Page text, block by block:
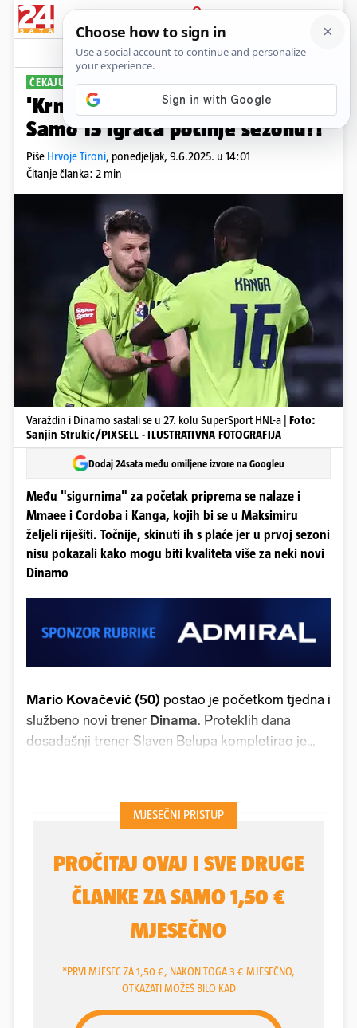
PRIJAVA
Sport Komentari
ČEKAJU SE POJAČANJA PLUS+
'Krnji' Dinamo na pripremama:
Samo 15 igrača počinje sezonu?!
Piše Hrvoje Tironi, ponedjeljak, 9.6.2025. u 14:01
Čitanje članka: 2 min
Varaždin i Dinamo sastali se u 27. kolu SuperSport HNL-a | Foto:
Sanjin Strukic/PIXSELL - ILUSTRATIVNA FOTOGRAFIJA
Dodaj 24sata među omiljene izvore na Googleu
Među "sigurnima" za početak priprema se nalaze i
Mmaee i Cordoba i Kanga, kojih bi se u Maksimiru
željeli riješiti. Točnije, skinuti ih s plaće jer u prvoj sezoni
nisu pokazali kako mogu biti kvaliteta više za neki novi
Dinamo
Mario Kovačević (50) postao je početkom tjedna i
službeno novi trener Dinama. Proteklih dana
dosadašnji trener Slaven Belupa kompletirao je
Zagrebu, a onda se krajem lipnja zaputiti u
Sloveniju. I "modri" do tada žele koliko-toliko
i neće biti tako jednostavan zadatak jer Dinamu,
vjerovali ili ne, nedostaje igrača.